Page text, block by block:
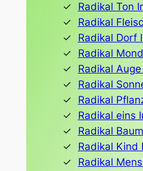
Radikal Ton
Radikal
Radikal Dorf
Radikal
Radikal
Radikal
Radikal
Radikal eins
Radikal
Radikal Kind
Radikal